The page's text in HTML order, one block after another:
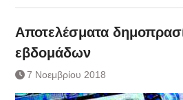
Αποτελέσματα
εβδομάδων
7 Νοεμβρίου 2018